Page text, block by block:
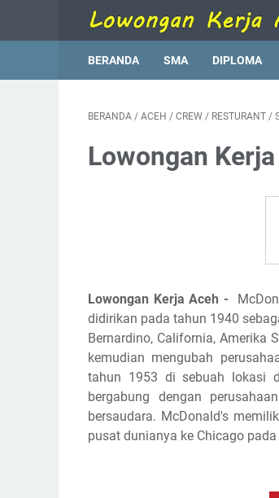
BERANDA SMA DIPLOMA
BERANDA / ACEH / CREW / RESTURANT /
Lowongan
Lowongan Kerja Aceh -
didirikan pada tahun 1940
Bernardino, California, Amerika
kemudian mengubah
tahun 1953 di sebuah lokasi
bergabung dengan
bersaudara. McDonald's
pusat dunianya ke Chicago